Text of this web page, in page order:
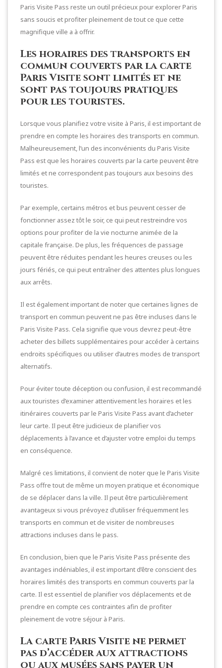
Paris Visite Pass reste un outil précieux pour explorer Paris
sans soucis et profiter pleinement de tout ce que cette
magnifique ville a à offrir.
Les horaires des transports en
commun couverts par la carte
Paris Visite sont limités et ne
sont pas toujours pratiques
pour les touristes.
Lorsque vous planifiez votre visite à Paris, il est important de
prendre en compte les horaires des transports en commun.
Malheureusement, l’un des inconvénients du Paris Visite
Pass est que les horaires couverts par la carte peuvent être
limités et ne correspondent pas toujours aux besoins des
touristes.
Par exemple, certains métros et bus peuvent cesser de
fonctionner assez tôt le soir, ce qui peut restreindre vos
options pour profiter de la vie nocturne animée de la
capitale française. De plus, les fréquences de passage
peuvent être réduites pendant les heures creuses ou les
jours fériés, ce qui peut entraîner des attentes plus longues
aux arrêts.
Il est également important de noter que certaines lignes de
transport en commun peuvent ne pas être incluses dans le
Paris Visite Pass. Cela signifie que vous devrez peut-être
acheter des billets supplémentaires pour accéder à certains
endroits spécifiques ou utiliser d’autres modes de transport
alternatifs.
Pour éviter toute déception ou confusion, il est recommandé
aux touristes d’examiner attentivement les horaires et les
itinéraires couverts par le Paris Visite Pass avant d’acheter
leur carte. Il peut être judicieux de planifier vos
déplacements à l’avance et d’ajuster votre emploi du temps
en conséquence.
Malgré ces limitations, il convient de noter que le Paris Visite
Pass offre tout de même un moyen pratique et économique
de se déplacer dans la ville. Il peut être particulièrement
avantageux si vous prévoyez d’utiliser fréquemment les
transports en commun et de visiter de nombreuses
attractions incluses dans le pass.
En conclusion, bien que le Paris Visite Pass présente des
avantages indéniables, il est important d’être conscient des
horaires limités des transports en commun couverts par la
carte. Il est essentiel de planifier vos déplacements et de
prendre en compte ces contraintes afin de profiter
pleinement de votre séjour à Paris.
La carte Paris Visite ne permet
pas d’accéder aux attractions
ou aux musées sans payer un